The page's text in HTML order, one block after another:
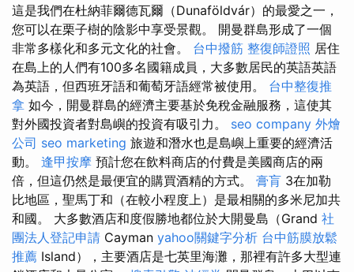
這是我們在杜納菲爾德瓦爾（Dunaföldvár）的最愛之一，
您可以在栗子樹的陰影中享受景觀。 開曼群島形成了一個
非常多樣化和多元文化的社會。 台中撥筋 整復師證照 居住
在島上的人們有100多名國籍成員，大多數居民的英語英語
為英語，但西班牙語和葡萄牙語經常被使用。 台中整復推
拿 如今，開曼群島的經濟主要基於免稅金融服務，這使其
對外國投資者對島嶼的投資有吸引力。 seo company 外燴
公司 seo marketing 旅遊和潛水也是島嶼上重要的經濟活
動。 逢甲按摩 預計您在飲料商店的付費是美國商店的兩
倍，但這仍然是最便宜的購買酒精的方式。 膏肓 3在加勒
比地區，聖馬丁和（在較小程度上）是最相關的多米尼加共
和國。 大多數酒店和度假勝地都位於大開曼島（Grand 社
團法人登記申請 Cayman yahoo關鍵字分析 台中筋膜放鬆
推薦 Island），主要酒店是七英里海灘，那裡有許多大型連